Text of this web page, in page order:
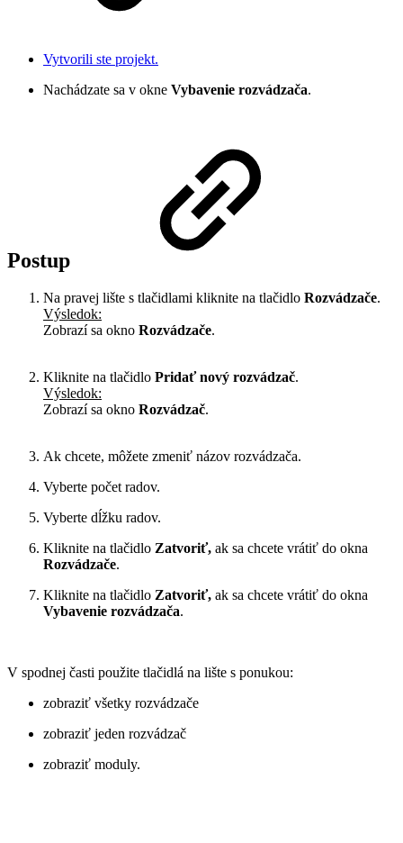
Vytvorili ste projekt.
Nachádzate sa v okne Vybavenie rozvádzača.
Postup
Na pravej lište s tlačidlami kliknite na tlačidlo Rozvádzače.
Výsledok:
Zobrazí sa okno Rozvádzače.
Kliknite na tlačidlo Pridať nový rozvádzač.
Výsledok:
Zobrazí sa okno Rozvádzač.
Ak chcete, môžete zmeniť názov rozvádzača.
Vyberte počet radov.
Vyberte dĺžku radov.
Kliknite na tlačidlo Zatvoriť, ak sa chcete vrátiť do okna
Rozvádzače.
Kliknite na tlačidlo Zatvoriť, ak sa chcete vrátiť do okna
Vybavenie rozvádzača.
V spodnej časti použite tlačidlá na lište s ponukou:
zobraziť všetky rozvádzače
zobraziť jeden rozvádzač
zobraziť moduly.